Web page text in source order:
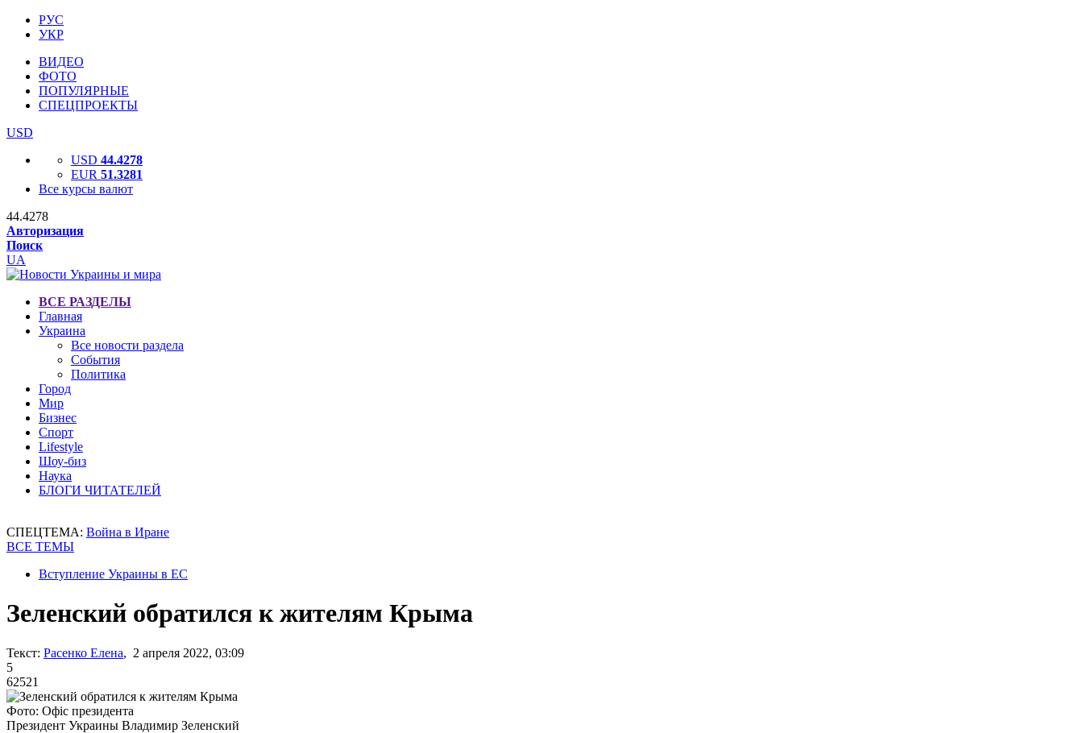
РУС
УКР
ВИДЕО
ФОТО
ПОПУЛЯРНЫЕ
СПЕЦПРОЕКТЫ
USD
USD 44.4278
EUR 51.3281
Все курсы валют
44.4278
Авторизация
Поиск
UA
ВСЕ РАЗДЕЛЫ
Главная
Украина
Все новости раздела
События
Политика
Город
Мир
Бизнес
Спорт
Lifestyle
Шоу-биз
Наука
БЛОГИ ЧИТАТЕЛЕЙ
СПЕЦТЕМА: Война в Иране
ВСЕ ТЕМЫ
Вступление Украины в ЕС
Зеленский обратился к жителям Крыма
Текст: Расенко Елена, 2 апреля 2022, 03:09
5
62521
Фото: Офіс президента
Президент Украины Владимир Зеленский